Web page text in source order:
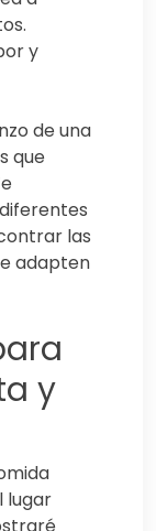
y
de una
que
las
adapten
y
lugar